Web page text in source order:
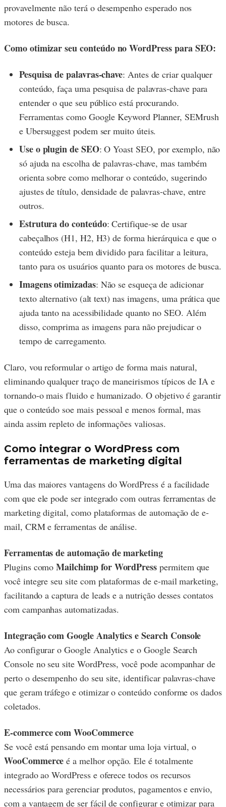
provavelmente não terá o desempenho esperado nos
motores de busca.
Como otimizar seu conteúdo no WordPress para SEO:
Pesquisa de palavras-chave: Antes de criar qualquer
conteúdo, faça uma pesquisa de palavras-chave para
entender o que seu público está procurando.
Ferramentas como Google Keyword Planner, SEMrush
e Ubersuggest podem ser muito úteis.
Use o plugin de SEO: O Yoast SEO, por exemplo, não
só ajuda na escolha de palavras-chave, mas também
orienta sobre como melhorar o conteúdo, sugerindo
ajustes de título, densidade de palavras-chave, entre
outros.
Estrutura do conteúdo: Certifique-se de usar
cabeçalhos (H1, H2, H3) de forma hierárquica e que o
conteúdo esteja bem dividido para facilitar a leitura,
tanto para os usuários quanto para os motores de busca.
Imagens otimizadas: Não se esqueça de adicionar
texto alternativo (alt text) nas imagens, uma prática que
ajuda tanto na acessibilidade quanto no SEO. Além
disso, comprima as imagens para não prejudicar o
tempo de carregamento.
Claro, vou reformular o artigo de forma mais natural,
eliminando qualquer traço de maneirismos típicos de IA e
tornando-o mais fluido e humanizado. O objetivo é garantir
que o conteúdo soe mais pessoal e menos formal, mas
ainda assim repleto de informações valiosas.
Como integrar o WordPress com
ferramentas de marketing digital
Uma das maiores vantagens do WordPress é a facilidade
com que ele pode ser integrado com outras ferramentas de
marketing digital, como plataformas de automação de e-
mail, CRM e ferramentas de análise.
Ferramentas de automação de marketing
Plugins comoMailchimp for WordPress permitem que
você integre seu site com plataformas de e-mail marketing,
facilitando a captura de leads e a nutrição desses contatos
com campanhas automatizadas.
Integração com Google Analytics e Search Console
Ao configurar o Google Analytics e o Google Search
Console no seu site WordPress, você pode acompanhar de
perto o desempenho do seu site, identificar palavras-chave
que geram tráfego e otimizar o conteúdo conforme os dados
coletados.
E-commerce com WooCommerce
Se você está pensando em montar uma loja virtual, o
WooCommerce é a melhor opção. Ele é totalmente
integrado ao WordPress e oferece todos os recursos
necessários para gerenciar produtos, pagamentos e envio,
com a vantagem de ser fácil de configurar e otimizar para